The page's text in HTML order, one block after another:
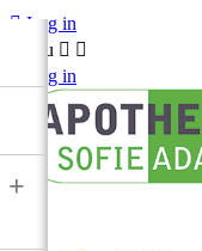
 Log in
Menu  
Log in
+